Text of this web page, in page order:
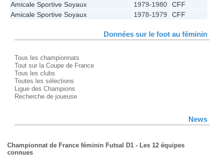
Amicale Sportive Soyaux
1979-1980
CFF
Amicale Sportive Soyaux
1978-1979 CFF
Données sur le foot au féminin
Tous les championnats
Tout sur la Coupe de France
Tous les clubs
Toutes les sélections
Ligue des Champions
Recherche de joueuse
News
Championnat de France féminin Futsal D1 - Les 12 équipes
connues